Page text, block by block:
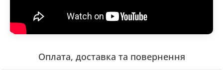
Оплата, доставка та повернення